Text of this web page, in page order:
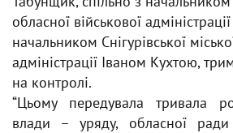
обласної військової
начальником Снігурівської
адміністрації Іваном Кухтою,
на контролі.
“Цьому передувала тривала
влади – уряду, обласної ради